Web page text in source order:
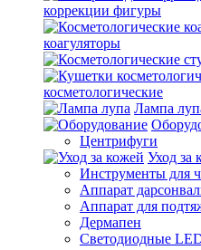
коррекции фигуры
коагуляторы
косметологические
Лампа
Центрифуги
Уход за
Инструменты для
Аппарат
Аппарат для
Дермапен
Светодиодные